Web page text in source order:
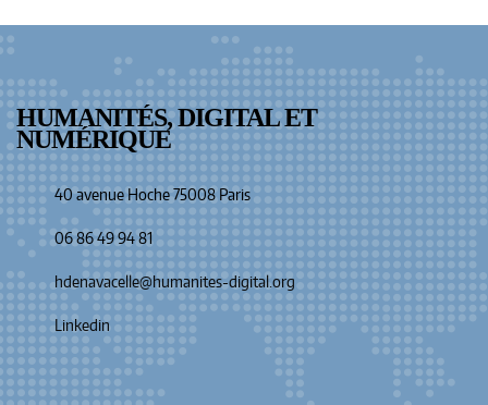
HUMANITÉS, DIGITAL ET
NUMÉRIQUE
40 avenue Hoche 75008 Paris
06 86 49 94 81
hdenavacelle@humanites-digital.org
Linkedin